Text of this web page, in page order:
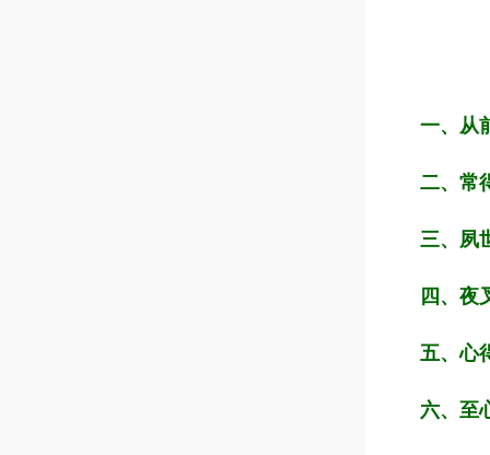
一、从
二、常
三、夙
四、夜
五、心
六、至